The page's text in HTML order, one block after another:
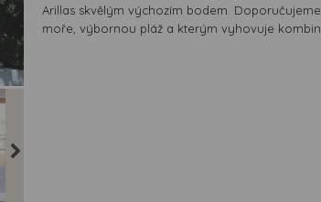
Arillas skvělým výchozím bodem.
moře, výbornou pláž a kterým vyhovuje